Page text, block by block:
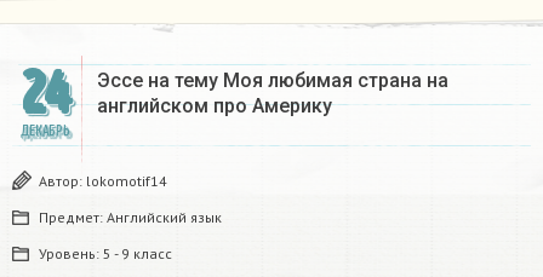
24
ДЕКАБРЬ
Эссе на тему Моя любимая страна на
английском про Америку​
Автор: lokomotif14
Предмет: Английский язык
Уровень: 5 - 9 класс